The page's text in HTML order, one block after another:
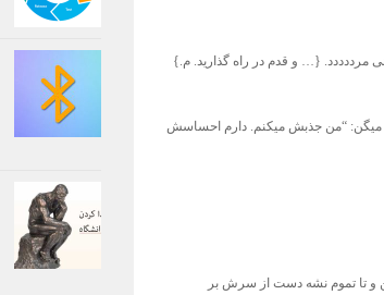
مرددددد. {… و قدم در راه گذارید. م.}
جا گیر کردن میگن: “من جذبش میکنم. دارم احساسش
بکنن و تا تموم نشه دست از سرش بر